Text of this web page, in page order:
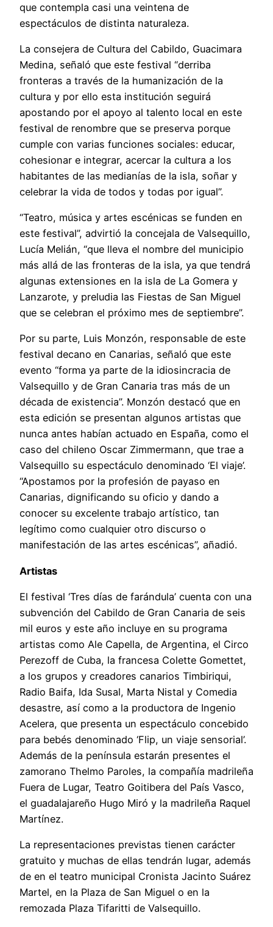
que contempla casi una veintena de
espectáculos de distinta naturaleza.
La consejera de Cultura del Cabildo, Guacimara
Medina, señaló que este festival “derriba
fronteras a través de la humanización de la
cultura y por ello esta institución seguirá
apostando por el apoyo al talento local en este
festival de renombre que se preserva porque
cumple con varias funciones sociales: educar,
cohesionar e integrar, acercar la cultura a los
habitantes de las medianías de la isla, soñar y
celebrar la vida de todos y todas por igual”.
“Teatro, música y artes escénicas se funden en
este festival”, advirtió la concejala de Valsequillo,
Lucía Melián, “que lleva el nombre del municipio
más allá de las fronteras de la isla, ya que tendrá
algunas extensiones en la isla de La Gomera y
Lanzarote, y preludia las Fiestas de San Miguel
que se celebran el próximo mes de septiembre”.
Por su parte, Luis Monzón, responsable de este
festival decano en Canarias, señaló que este
evento “forma ya parte de la idiosincracia de
Valsequillo y de Gran Canaria tras más de un
década de existencia”. Monzón destacó que en
esta edición se presentan algunos artistas que
nunca antes habían actuado en España, como el
caso del chileno Oscar Zimmermann, que trae a
Valsequillo su espectáculo denominado ‘El viaje’.
“Apostamos por la profesión de payaso en
Canarias, dignificando su oficio y dando a
conocer su excelente trabajo artístico, tan
legítimo como cualquier otro discurso o
manifestación de las artes escénicas”, añadió.
Artistas
El festival ‘Tres días de farándula’ cuenta con una
subvención del Cabildo de Gran Canaria de seis
mil euros y este año incluye en su programa
artistas como Ale Capella, de Argentina, el Circo
Perezoff de Cuba, la francesa Colette Gomettet,
a los grupos y creadores canarios Timbiriqui,
Radio Baifa, Ida Susal, Marta Nistal y Comedia
desastre, así como a la productora de Ingenio
Acelera, que presenta un espectáculo concebido
para bebés denominado ‘Flip, un viaje sensorial’.
Además de la península estarán presentes el
zamorano Thelmo Paroles, la compañía madrileña
Fuera de Lugar, Teatro Goitibera del País Vasco,
el guadalajareño Hugo Miró y la madrileña Raquel
Martínez.
La representaciones previstas tienen carácter
gratuito y muchas de ellas tendrán lugar, además
de en el teatro municipal Cronista Jacinto Suárez
Martel, en la Plaza de San Miguel o en la
remozada Plaza Tifaritti de Valsequillo.